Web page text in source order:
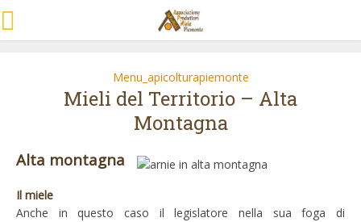
Menu_apicolturapiemonte
Mieli del Territorio – Alta
Montagna
Alta montagna
Il miele
Anche in questo caso il legislatore nella sua foga di